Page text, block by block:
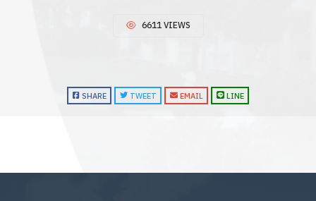
6611 VIEWS
SHARE TWEET EMAIL LINE